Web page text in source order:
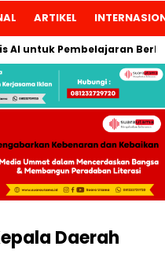
ARTIKEL
Pembelajaran Berbicara
Daerah